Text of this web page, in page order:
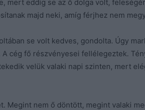
mert eddig se az ő dolga volt,
majd neki, amíg férjhez nem
se volt kedves, gondolta. Úgy
cég fő részvényesei fellélegeztek.
velük valaki napi szinten, mert
Megint nem ő döntött, megint valaki